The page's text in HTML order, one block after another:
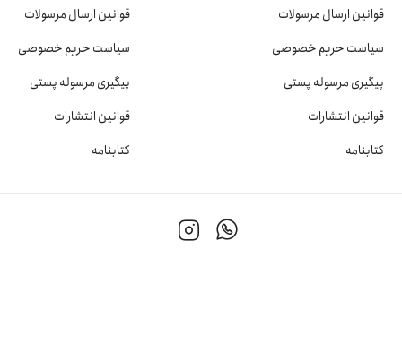
قوانین ارسال مرسولات
سیاست حریم خصوصی
پیگیری مرسوله پستی
قوانین انتشارات
کتابنامه
قوانین ارسال مرسولات
سیاست حریم خصوصی
پیگیری مرسوله پستی
قوانین انتشارات
کتابنامه